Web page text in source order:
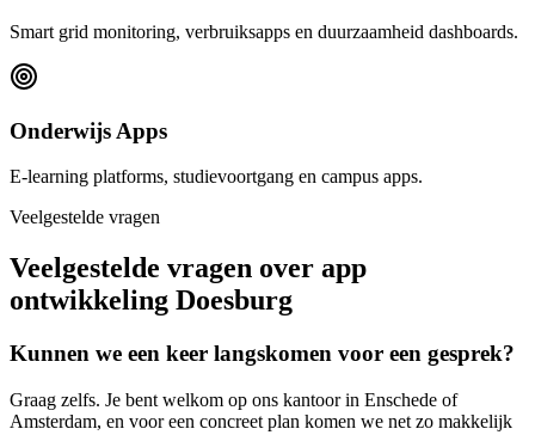
Smart grid monitoring, verbruiksapps en duurzaamheid dashboards.
Onderwijs Apps
E-learning platforms, studievoortgang en campus apps.
Veelgestelde vragen
Veelgestelde vragen over app
ontwikkeling Doesburg
Kunnen we een keer langskomen voor een gesprek?
Graag zelfs. Je bent welkom op ons kantoor in Enschede of
Amsterdam, en voor een concreet plan komen we net zo makkelijk